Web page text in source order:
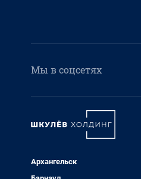
Мы в соцсетях
Архангельск